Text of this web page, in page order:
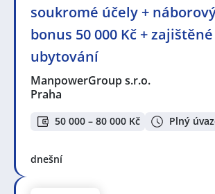
soukromé účely +
bonus 50 000 Kč + zajištěné
ubytování
ManpowerGroup s.r.o.
Praha
50 000 – 80 000 Kč Plný
dnešní